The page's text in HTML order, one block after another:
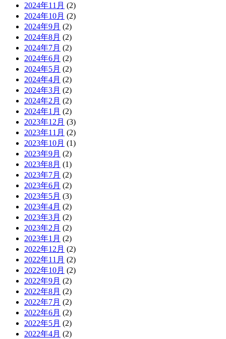
2024年11月 (2)
2024年10月 (2)
2024年9月 (2)
2024年8月 (2)
2024年7月 (2)
2024年6月 (2)
2024年5月 (2)
2024年4月 (2)
2024年3月 (2)
2024年2月 (2)
2024年1月 (2)
2023年12月 (3)
2023年11月 (2)
2023年10月 (1)
2023年9月 (2)
2023年8月 (1)
2023年7月 (2)
2023年6月 (2)
2023年5月 (3)
2023年4月 (2)
2023年3月 (2)
2023年2月 (2)
2023年1月 (2)
2022年12月 (2)
2022年11月 (2)
2022年10月 (2)
2022年9月 (2)
2022年8月 (2)
2022年7月 (2)
2022年6月 (2)
2022年5月 (2)
2022年4月 (2)